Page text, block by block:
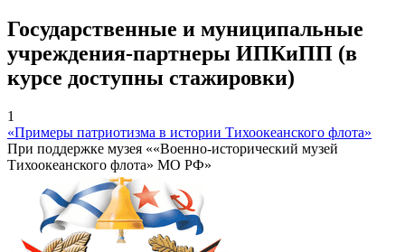
Государственные и муниципальные
учреждения-партнеры ИПКиПП (в
курсе доступны стажировки)
1
«Примеры патриотизма в истории Тихоокеанского флота»
При поддержке музея ««Военно-исторический музей
Тихоокеанского флота» МО РФ»